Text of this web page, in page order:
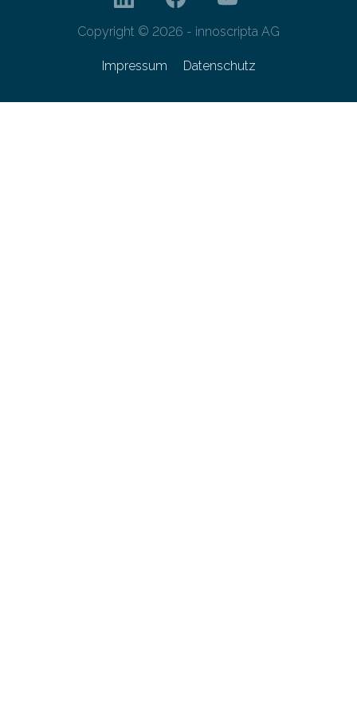
Copyright © 2026 - innoscripta AG
Impressum Datenschutz